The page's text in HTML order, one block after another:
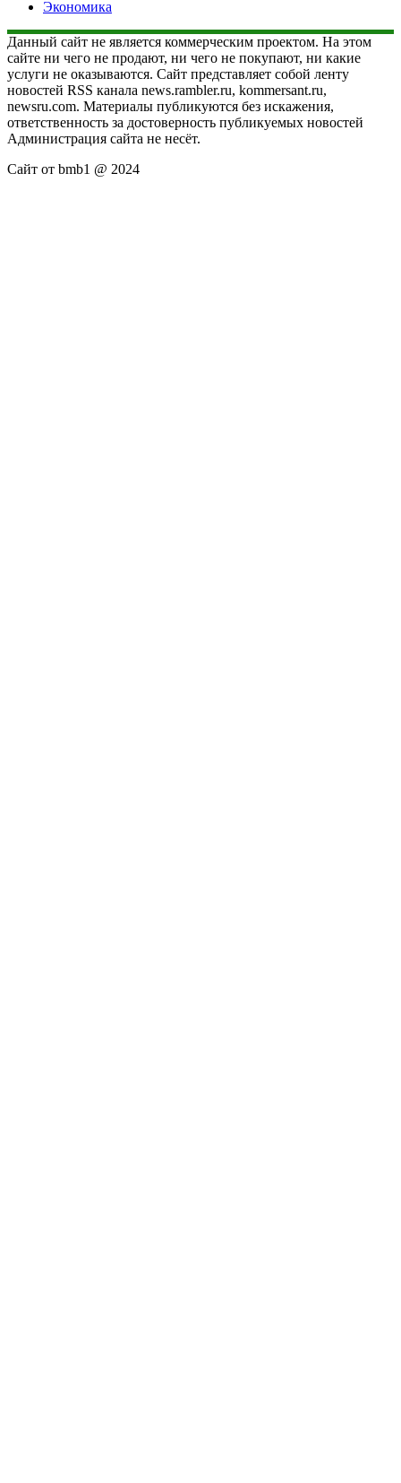
Экономика
Данный сайт не является коммерческим проектом. На этом
сайте ни чего не продают, ни чего не покупают, ни какие
услуги не оказываются. Сайт представляет собой ленту
новостей RSS канала news.rambler.ru, kommersant.ru,
newsru.com. Материалы публикуются без искажения,
ответственность за достоверность публикуемых новостей
Администрация сайта не несёт.
Сайт от bmb1 @ 2024